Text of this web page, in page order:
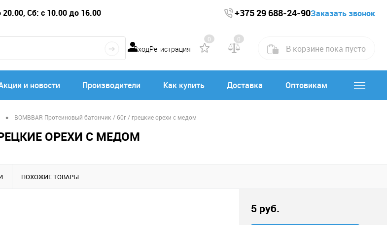
Сб: с 10.00 до 16.00 +375 29 688-24-90Заказать звонок
ВходРегистрация
0 0
В корзине пока пусто
и новости Производители Как купить Доставка Оптовикам
• BOMBBAR Протеиновый батончик / 60г / грецкие орехи с медом
ОРЕХИ С МЕДОМ
ПОХОЖИЕ ТОВАРЫ
5 руб.